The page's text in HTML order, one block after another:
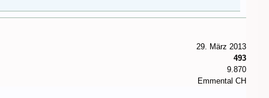
29. März 2013
493
9.870
Emmental CH